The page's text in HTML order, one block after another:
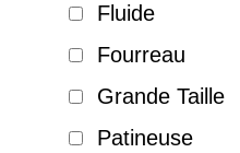
Fluide
Fourreau
Grande Taille
Patineuse